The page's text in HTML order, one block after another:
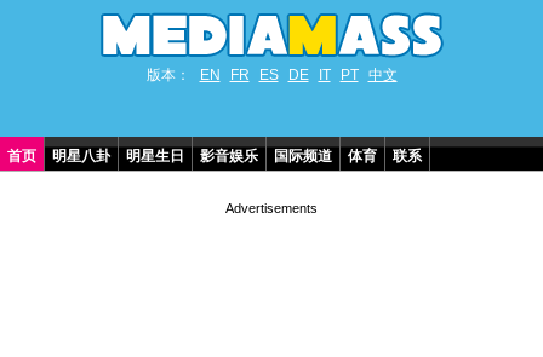
版本： EN FR ES DE IT PT 中文
首页 明星八卦 明星生日 影音娱乐 国际频道 体育 联系